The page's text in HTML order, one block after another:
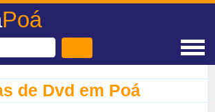
Poá
de Dvd em Poá